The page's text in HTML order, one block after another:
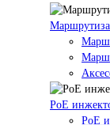
PoE
PoE